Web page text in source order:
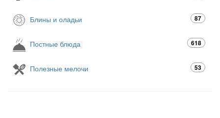
Блины и оладьи 87
Постные блюда 618
Полезные мелочи 53